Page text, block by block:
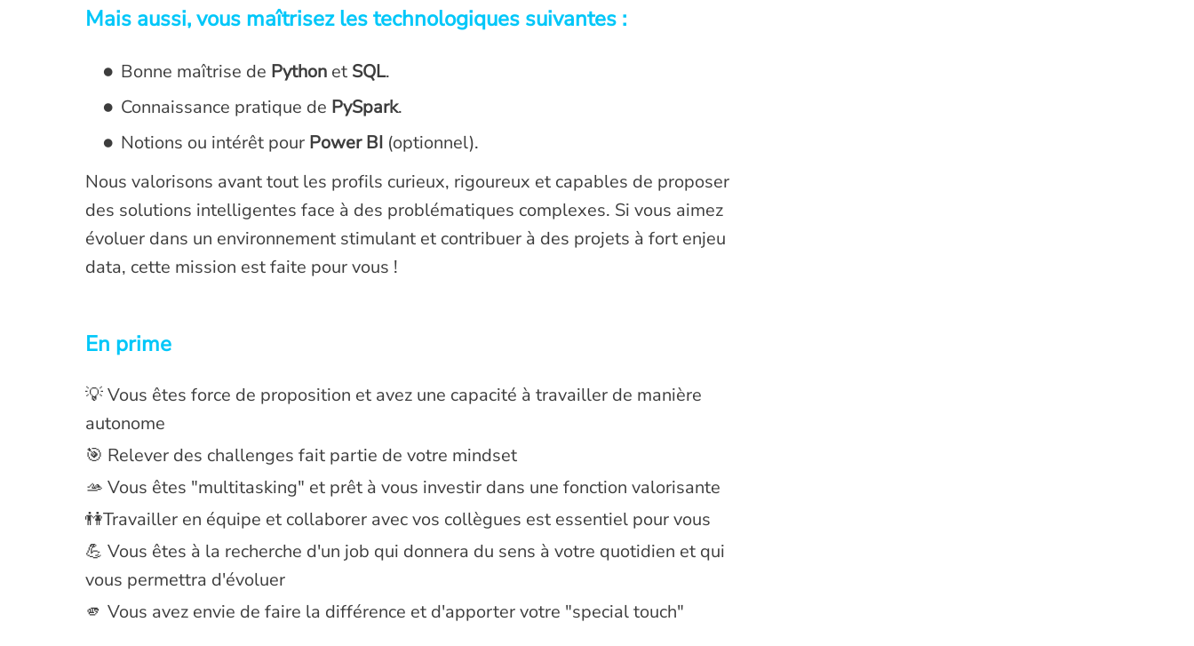
Mais aussi, vous maîtrisez les technologiques suivantes :
Bonne maîtrise de Python et SQL.
Connaissance pratique de PySpark.
Notions ou intérêt pour Power BI (optionnel).
Nous valorisons avant tout les profils curieux, rigoureux et capables de proposer
des solutions intelligentes face à des problématiques complexes. Si vous aimez
évoluer dans un environnement stimulant et contribuer à des projets à fort enjeu
data, cette mission est faite pour vous !
En prime
💡 Vous êtes force de proposition et avez une capacité à travailler de manière
autonome
🎯 Relever des challenges fait partie de votre mindset
🫴 Vous êtes "multitasking" et prêt à vous investir dans une fonction valorisante
👫Travailler en équipe et collaborer avec vos collègues est essentiel pour vous
💪 Vous êtes à la recherche d'un job qui donnera du sens à votre quotidien et qui
vous permettra d'évoluer
🫵 Vous avez envie de faire la différence et d'apporter votre "special touch"